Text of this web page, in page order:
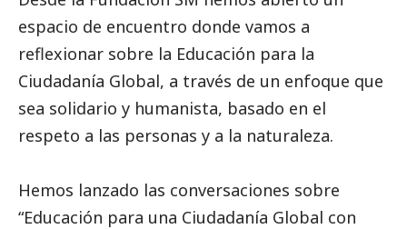
espacio de encuentro donde vamos a
reflexionar sobre la Educación para la
Ciudadanía Global, a través de un enfoque que
sea solidario y humanista, basado en el
respeto a las personas y a la naturaleza.
Hemos lanzado las conversaciones sobre
“Educación para una Ciudadanía Global con